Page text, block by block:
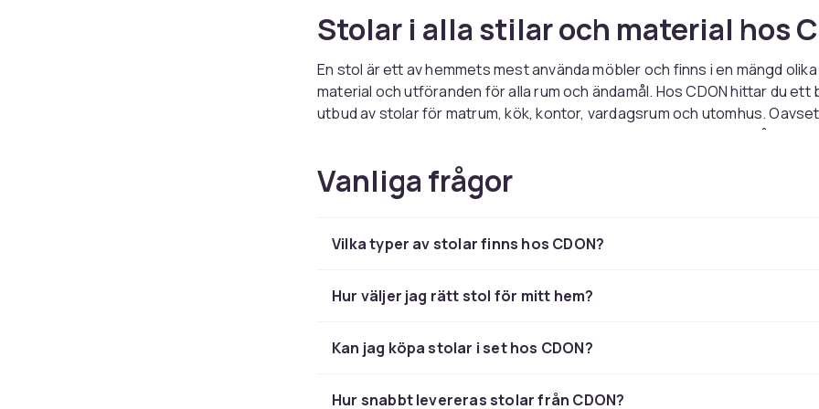
Stolar i alla stilar och material hos
En stol är ett av hemmets mest använda möbler och finns i en mängd olika
material och utföranden för alla rum och ändamål. Hos CDON hittar du ett
utbud av stolar för matrum, kök, kontor, vardagsrum och utomhus.
söker en klassisk trästol, en modern designstol eller en bekväm fåtölj
Köksstolar och matstolar
Köksstolar och matstolarär bland de mest efterfrågade stolarna och finns
matcha ditt matbord och kök. Stabila ben och bekväma sittytor är viktiga
att tänka på när du väljer matstol.
Matstolar finns i höjder anpassade för standardbord på 75 cm. Tänk på att
stolar med rätt sitthöjd och eventuella armstöd beroende på hur du
Vanliga frågor
Vilka typer av stolar finns hos CDON?
Hur väljer jag rätt stol för mitt hem?
Kan jag köpa stolar i set hos CDON?
Hur snabbt levereras stolar från CDON?